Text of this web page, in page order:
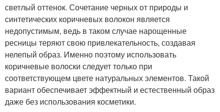
светлый оттенок. Сочетание черных от природы и
синтетических коричневых волокон является
недопустимым, ведь в таком случае нарощенные
ресницы теряют свою привлекательность, создавая
нелепый образ. Именно поэтому использовать
коричневые волоски следует только при
соответствующем цвете натуральных элементов. Такой
вариант обеспечивает эффектный и естественный образ
даже без использования косметики.